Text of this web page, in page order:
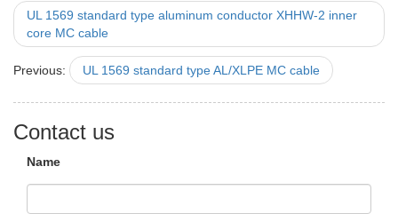
UL 1569 standard type aluminum conductor XHHW-2 inner
core MC cable
Previous: UL 1569 standard type AL/XLPE MC cable
Contact us
Name